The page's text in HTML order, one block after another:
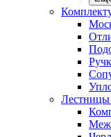
Лестницы